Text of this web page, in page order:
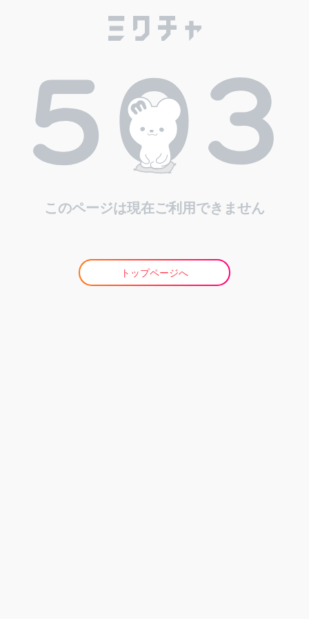
このページは現在ご利用できません